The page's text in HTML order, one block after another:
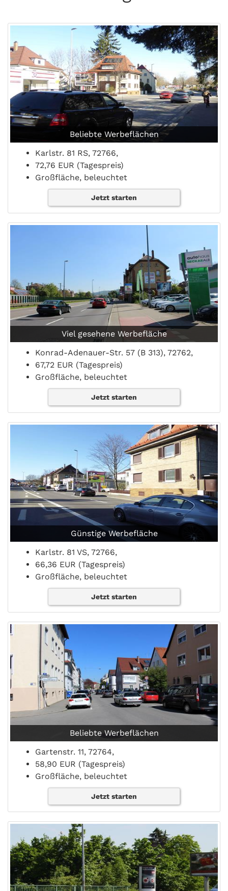
Beliebte Werbeflächen
Karlstr. 81 RS, 72766,
72,76 EUR (Tagespreis)
Großfläche, beleuchtet
Jetzt starten
Viel gesehene Werbefläche
Konrad-Adenauer-Str. 57 (B 313), 72762,
67,72 EUR (Tagespreis)
Großfläche, beleuchtet
Jetzt starten
Günstige Werbefläche
Karlstr. 81 VS, 72766,
66,36 EUR (Tagespreis)
Großfläche, beleuchtet
Jetzt starten
Beliebte Werbeflächen
Gartenstr. 11, 72764,
58,90 EUR (Tagespreis)
Großfläche, beleuchtet
Jetzt starten